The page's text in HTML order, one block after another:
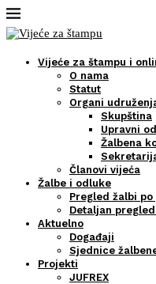
Vijeće za štampu i
O nama
Statut
Organi
Skupština
Upravni
Žalbena
Članovi vijeća
Žalbe i odluke
Pregled žalbi
Detaljan
Aktuelno
Događaji
Sjednice
Projekti
JUFREX